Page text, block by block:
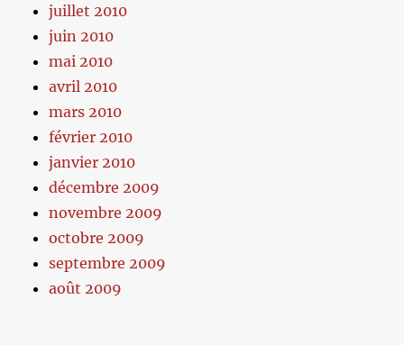
juillet 2010
juin 2010
mai 2010
avril 2010
mars 2010
février 2010
janvier 2010
décembre 2009
novembre 2009
octobre 2009
septembre 2009
août 2009